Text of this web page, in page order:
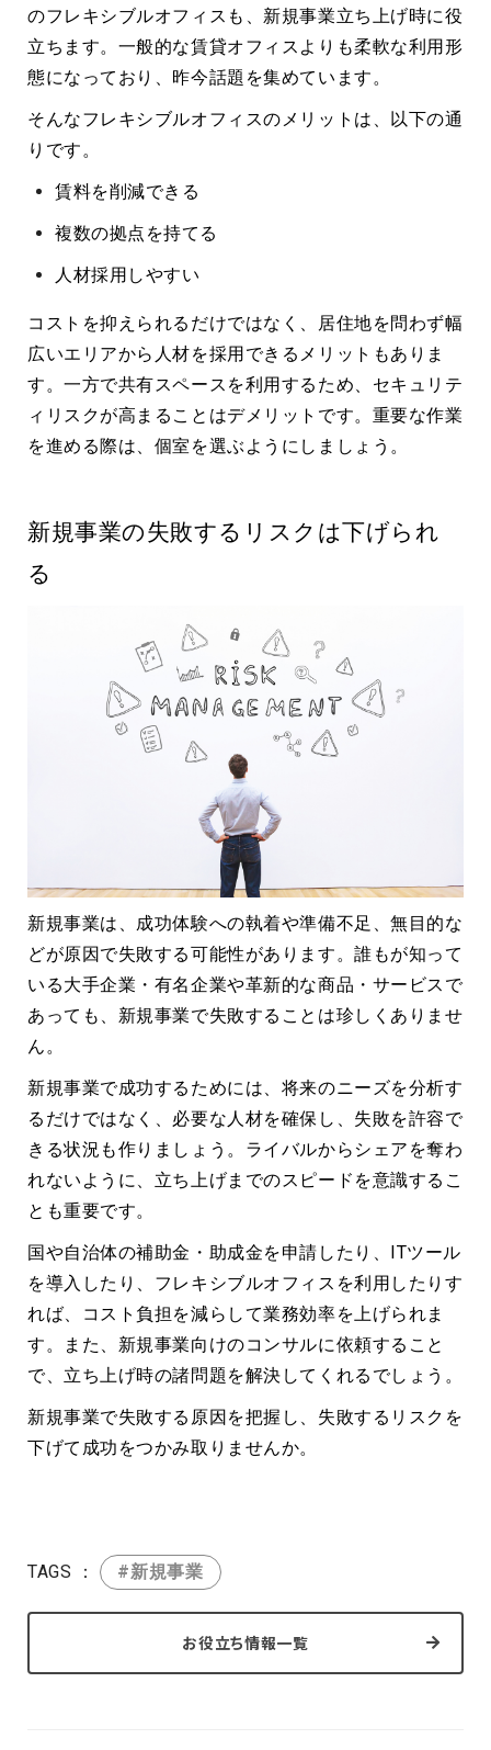
のフレキシブルオフィスも、新規事業立ち上げ時に役
立ちます。一般的な賃貸オフィスよりも柔軟な利用形
態になっており、昨今話題を集めています。
そんなフレキシブルオフィスのメリットは、以下の通
りです。
賃料を削減できる
複数の拠点を持てる
人材採用しやすい
コストを抑えられるだけではなく、居住地を問わず幅
広いエリアから人材を採用できるメリットもありま
す。一方で共有スペースを利用するため、セキュリテ
ィリスクが高まることはデメリットです。重要な作業
を進める際は、個室を選ぶようにしましょう。
新規事業の失敗するリスクは下げられ
る
新規事業は、成功体験への執着や準備不足、無目的な
どが原因で失敗する可能性があります。誰もが知って
いる大手企業・有名企業や革新的な商品・サービスで
あっても、新規事業で失敗することは珍しくありませ
ん。
新規事業で成功するためには、将来のニーズを分析す
るだけではなく、必要な人材を確保し、失敗を許容で
きる状況も作りましょう。ライバルからシェアを奪わ
れないように、立ち上げまでのスピードを意識するこ
とも重要です。
国や自治体の補助金・助成金を申請したり、ITツール
を導入したり、フレキシブルオフィスを利用したりす
れば、コスト負担を減らして業務効率を上げられま
す。また、新規事業向けのコンサルに依頼すること
で、立ち上げ時の諸問題を解決してくれるでしょう。
新規事業で失敗する原因を把握し、失敗するリスクを
下げて成功をつかみ取りませんか。
TAGS ： #新規事業
お役立ち情報一覧